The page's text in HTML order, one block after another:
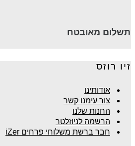
תשלום מאובטח
זיו רוזס
אודותינו
צור עימנו קשר
החנות שלנו
הרשמה לניוזלטר
חבר ברשת משלוחי פרחים iZer